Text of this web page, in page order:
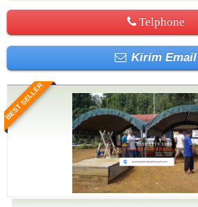
Telphone
Kirim Email
BEST SELLER